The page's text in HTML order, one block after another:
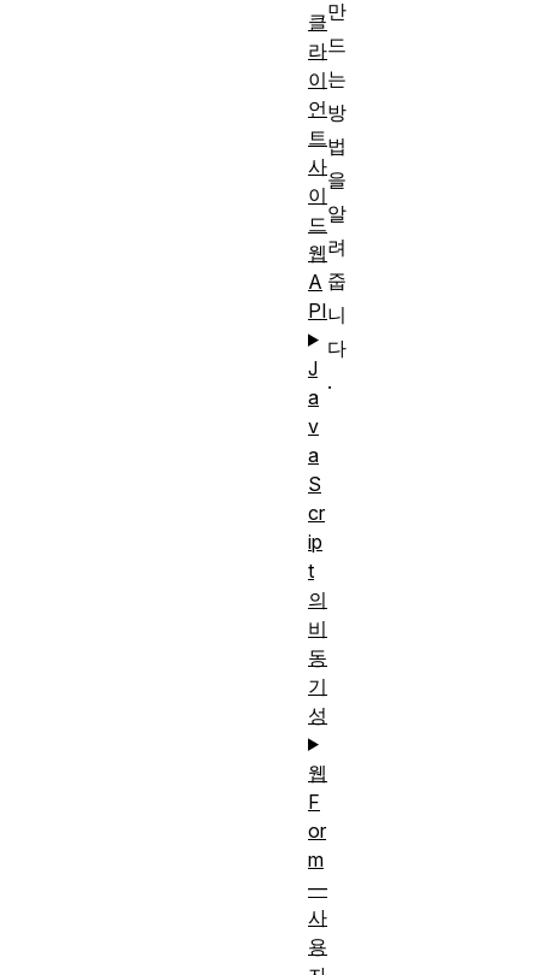
만
드
는
방
법
을
알
려
줍
니
다
.
클
라
이
언
트
사
이
드
웹
A
PI
J
a
v
a
S
cr
ip
t
의
비
동
기
성
웹
F
or
m
—
사
용